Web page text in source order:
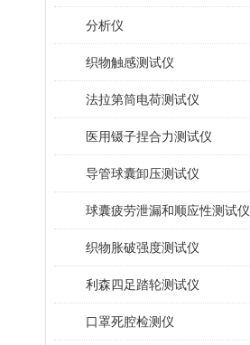
分析仪
织物触感测试仪
法拉第筒电荷测试仪
医用镊子捏合力测试仪
导管球囊卸压测试仪
球囊疲劳泄漏和顺应性测试仪
织物胀破强度测试仪
利森四足踏轮测试仪
口罩死腔检测仪